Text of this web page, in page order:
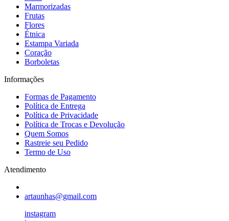
Marmorizadas
Frutas
Flores
Étnica
Estampa Variada
Coração
Borboletas
Informações
Formas de Pagamento
Política de Entrega
Política de Privacidade
Política de Trocas e Devolução
Quem Somos
Rastreie seu Pedido
Termo de Uso
Atendimento
artaunhas@gmail.com
instagram